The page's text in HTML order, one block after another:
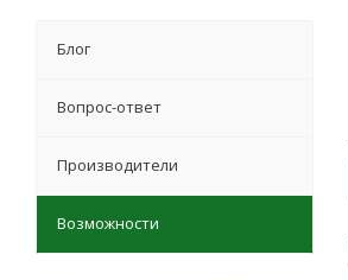
Блог
Вопрос-ответ
Производители
Возможности